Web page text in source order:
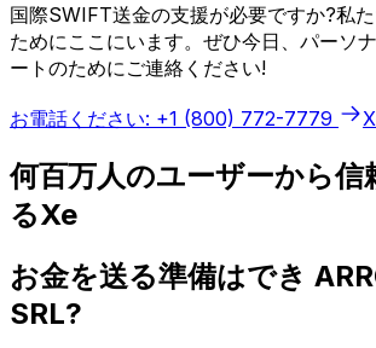
国際SWIFT送金の支援が必要ですか?私
ためにここにいます。ぜひ今日、パーソ
ートのためにご連絡ください!
お電話ください: +1 (800) 772-7779
何百万人のユーザーから信
るXe
お金を送る準備はでき
SRL?